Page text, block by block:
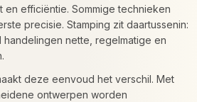
en efficiëntie. Sommige technieken
precisie. Stamping zit daartussenin:
nette, regelmatige en
deze eenvoud het verschil. Met
ontwerpen worden